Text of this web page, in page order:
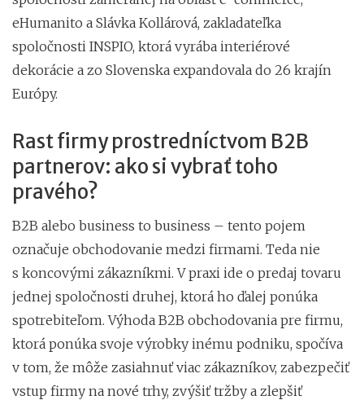
eHumanito a Slávka Kollárová, zakladateľka
spoločnosti INSPIO, ktorá vyrába interiérové
dekorácie a zo Slovenska expandovala do 26 krajín
Európy.
Rast firmy prostredníctvom B2B
partnerov: ako si vybrať toho
pravého?
B2B alebo business to business – tento pojem
označuje obchodovanie medzi firmami. Teda nie
s koncovými zákazníkmi. V praxi ide o predaj tovaru
jednej spoločnosti druhej, ktorá ho ďalej ponúka
spotrebiteľom. Výhoda B2B obchodovania pre firmu,
ktorá ponúka svoje výrobky inému podniku, spočíva
v tom, že môže zasiahnuť viac zákazníkov, zabezpečiť
vstup firmy na nové trhy, zvýšiť tržby a zlepšiť